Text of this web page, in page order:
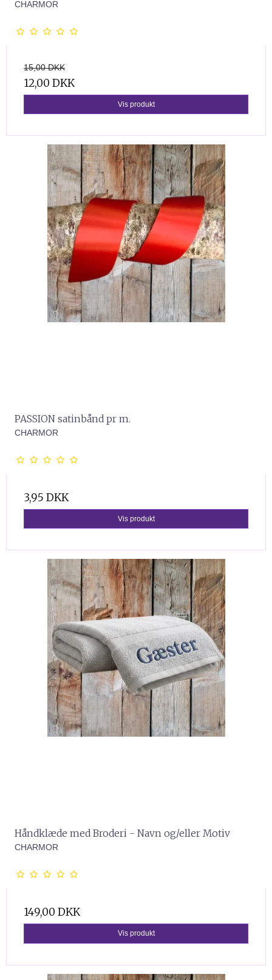
CHARMOR
15,00 DKK
12,00 DKK
Vis produkt
PASSION satinbånd pr m.
CHARMOR
3,95 DKK
Vis produkt
Håndklæde med Broderi - Navn og/eller Motiv
CHARMOR
149,00 DKK
Vis produkt